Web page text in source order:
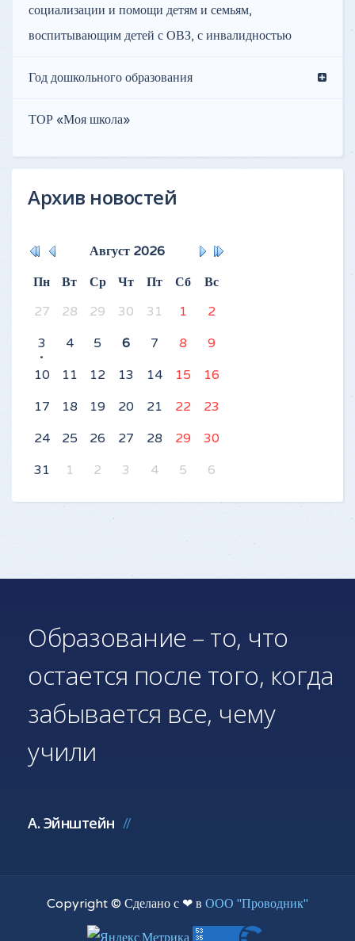
социализации и помощи детям и семьям,
воспитывающим детей с ОВЗ, с инвалидностью
Год дошкольного образования
ТОР «Моя школа»
Архив новостей
Август 2026
Пн
Вт Ср Чт Пт Сб
Вс
27
28 29 30 31 1
2
3
4 5 6 7 8
9
10
11 12 13 14 15
16
17
18 19 20 21 22
23
24
25 26 27 28 29
30
31
1 2 3 4 5 6
Образование – то, что
остается после того, когда
забывается все, чему
учили
А. Эйнштейн
Copyright © Сделано с ❤ в ООО "Проводник"